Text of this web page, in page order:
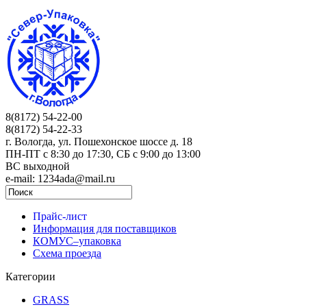
8(8172) 54-22-00
8(8172) 54-22-33
г. Вологда, ул. Пошехонское шоссе д. 18
ПН-ПТ c 8:30 до 17:30, СБ с 9:00 до 13:00
ВС выходной
e-mail: 1234ada@mail.ru
Прайс-лист
Информация для поставщиков
КОМУС–упаковка
Схема проезда
Категории
GRASS